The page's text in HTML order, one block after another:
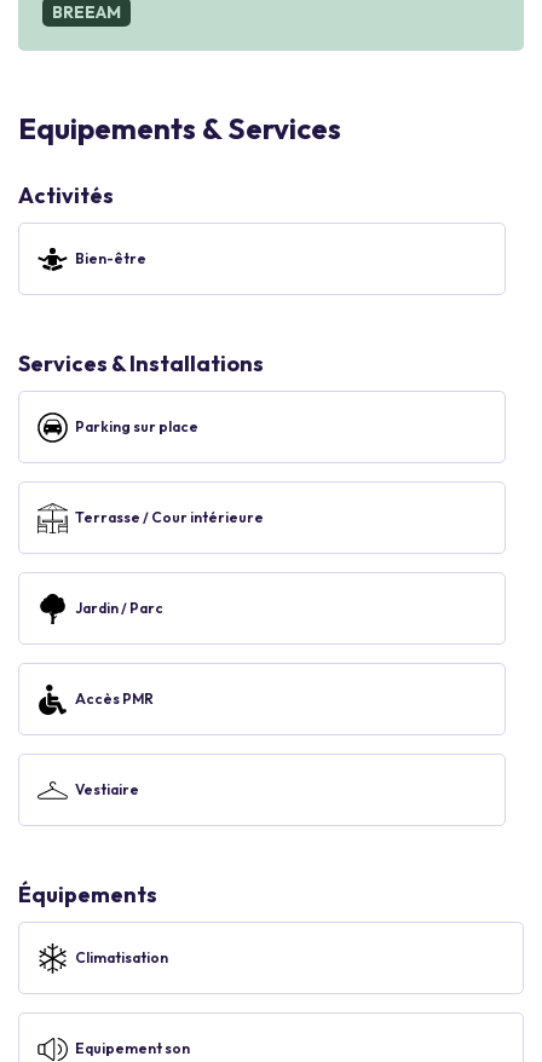
BREEAM
Equipements & Services
Activités
Bien-être
Services & Installations
Parking sur place
Terrasse / Cour intérieure
Jardin / Parc
Accès PMR
Vestiaire
Équipements
Climatisation
Equipement son